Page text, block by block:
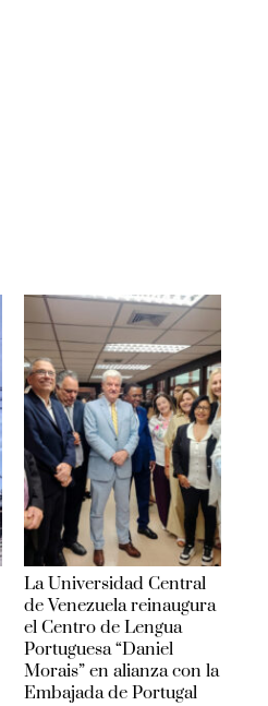
La Universidad Central
de Venezuela reinaugura
el Centro de Lengua
Portuguesa “Daniel
Morais” en alianza con la
Embajada de Portugal